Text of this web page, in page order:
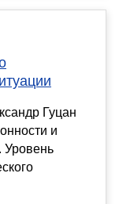
Гуцан
и
Уровень